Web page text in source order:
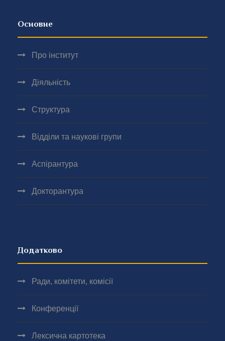
Основне
Про інститут
Діяльність
Структура
Відділи та наукові групи
Аспірантура
Докторантура
Додатково
Ради, комітети, комісії
Конференції
Лексична картотека